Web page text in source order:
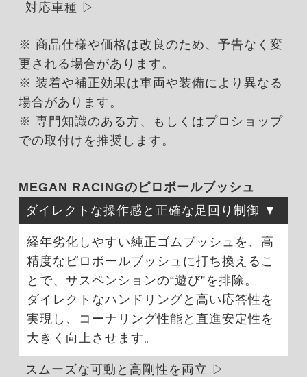
対応車種
※ 商品仕様や価格は改良のため、予告なく変
更される場合があります。
※ 装着や補正効果は車両や装備により異なる
場合があります。
※ 専門知識のある方、もしくはプロショップ
での取付けを推奨します。
MEGAN RACINGのピロボールブッシュ
ダイレクトな操作感と正確な足回り制御
経年劣化しやすい純正ゴムブッシュを、高
精度なピロボールブッシュに打ち換えるこ
とで、サスペンションの“遊び”を排除。
ダイレクトなハンドリングと高い応答性を
実現し、コーナリング性能と直進安定性を
大きく向上させます。
スムーズな可動と高剛性を両立